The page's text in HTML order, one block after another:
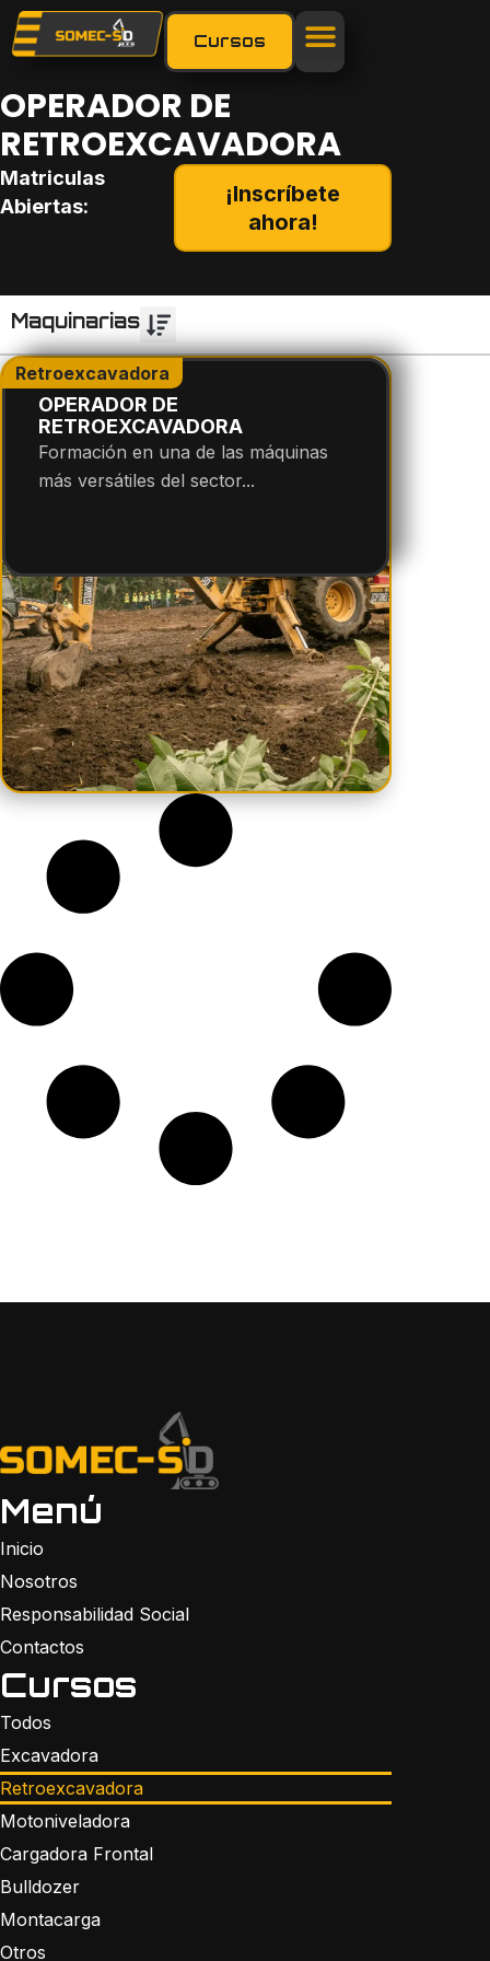
Cursos
OPERADOR DE
RETROEXCAVADORA
Matriculas
Abiertas:
¡Inscríbete
ahora!
Maquinarias
OPERADOR DE
RETROEXCAVADORA
Formación en una de las máquinas
más versátiles del sector...
Retroexcavadora
Menú
Inicio
Nosotros
Responsabilidad Social
Contactos
Cursos
Todos
Excavadora
Retroexcavadora
Motoniveladora
Cargadora Frontal
Bulldozer
Montacarga
Otros